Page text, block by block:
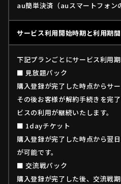
au簡単決済（auスマートフォン
サービス利用開始時期と利用期間
下記プランごとにサービス利用
■ 見放題パック
購入登録が完了した時点からサ
その後お客様が解約手続きを完
ビスの利用が継続いたします。
■ 1dayチケット
購入登録が完了した時点から翌
が可能です。
■ 交流戦パック
購入登録が完了した後、交流戦